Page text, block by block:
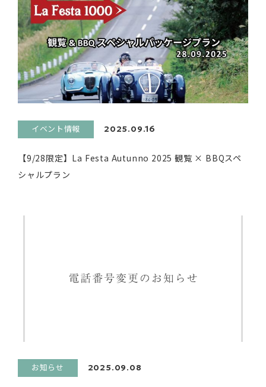
イベント情報 2025.09.16
【9/28限定】La Festa Autunno 2025 観覧 × BBQスペ
シャルプラン
お知らせ 2025.09.08